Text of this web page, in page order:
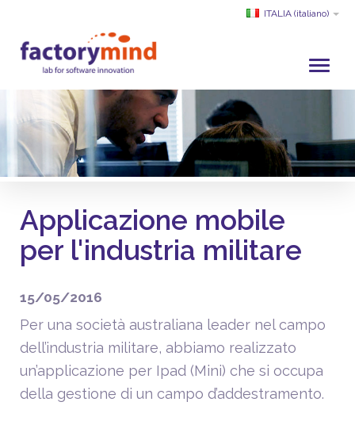
ITALIA (italiano)
CHI SIAMO
SVILUPPO E SERVIZI
CLIENTI
PARTNER
SERVIZIO CLIENTI
Applicazione mobile
per l'industria militare
15/05/2016
Per una società australiana leader nel campo
dell’industria militare, abbiamo realizzato
un’applicazione per Ipad (Mini) che si occupa
della gestione di un campo d’addestramento.